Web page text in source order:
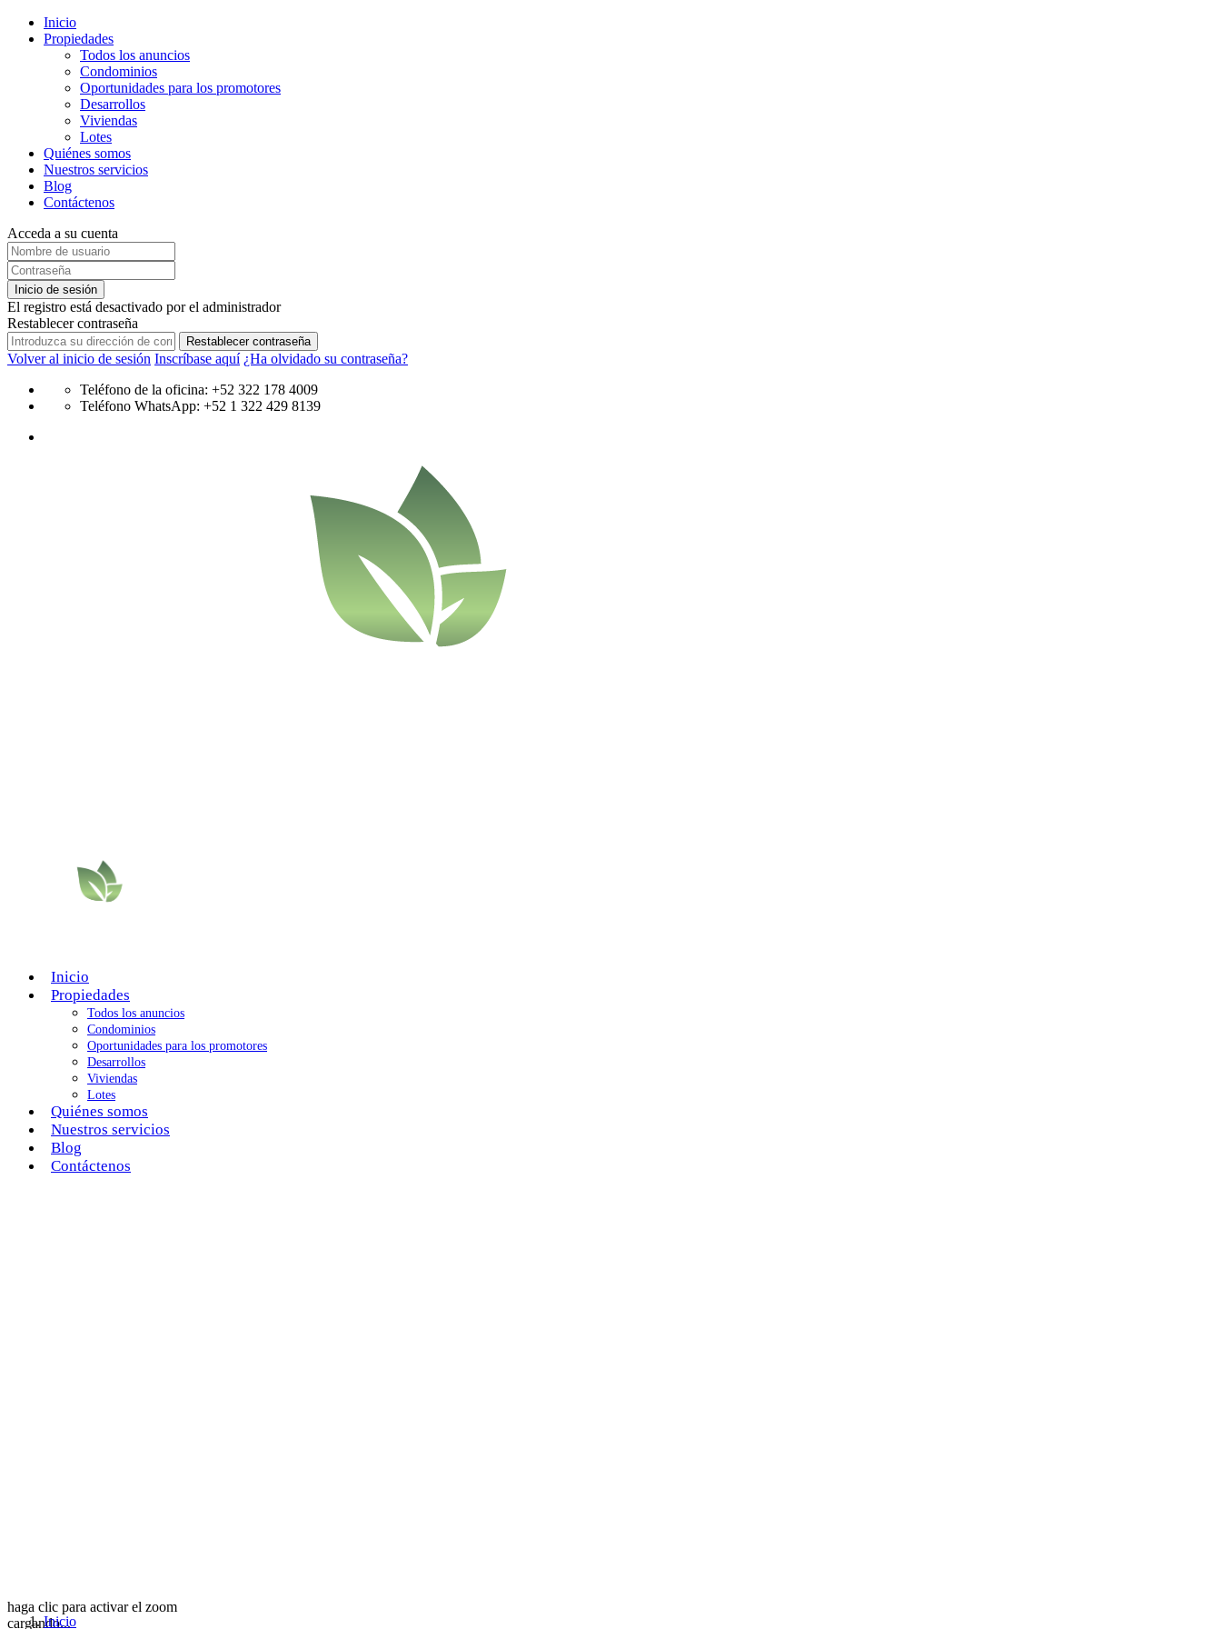
Inicio
Propiedades
Todos los anuncios
Condominios
Oportunidades para los promotores
Desarrollos
Viviendas
Lotes
Quiénes somos
Nuestros servicios
Blog
Contáctenos
Acceda a su cuenta
Inicio de sesión
El registro está desactivado por el administrador
Restablecer contraseña
Restablecer contraseña
Volver al inicio de sesión Inscríbase aquí ¿Ha olvidado su contraseña?
Teléfono de la oficina: +52 322 178 4009
Teléfono WhatsApp: +52 1 322 429 8139
Inicio
Propiedades
Todos los anuncios
Condominios
Oportunidades para los promotores
Desarrollos
Viviendas
Lotes
Quiénes somos
Nuestros servicios
Blog
Contáctenos
haga clic para activar el zoom
cargando...
Inicio